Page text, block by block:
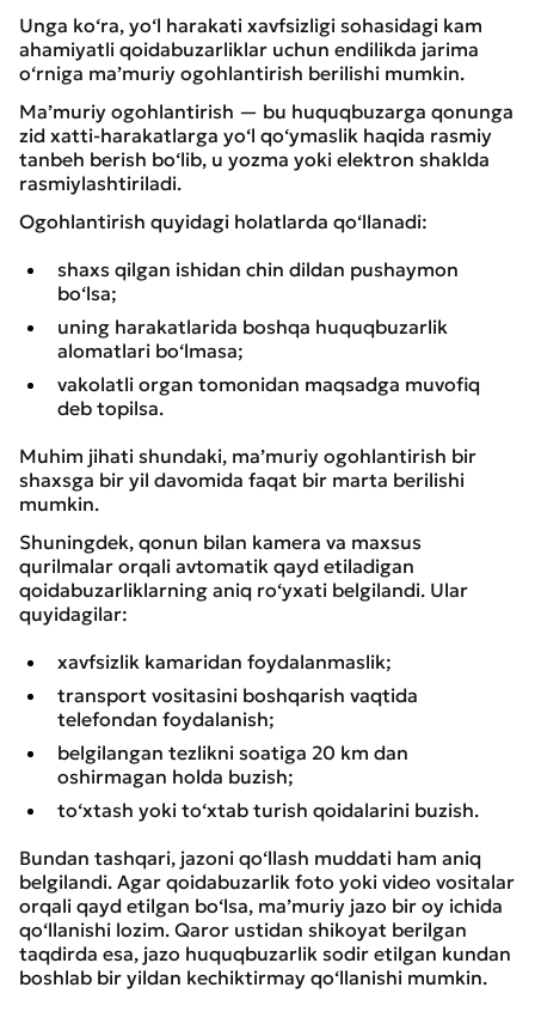
Unga ko‘ra, yo‘l harakati xavfsizligi sohasidagi kam
ahamiyatli qoidabuzarliklar uchun endilikda jarima
o‘rniga ma’muriy ogohlantirish berilishi mumkin.
Ma’muriy ogohlantirish — bu huquqbuzarga qonunga
zid xatti-harakatlarga yo‘l qo‘ymaslik haqida rasmiy
tanbeh berish bo‘lib, u yozma yoki elektron shaklda
rasmiylashtiriladi.
Ogohlantirish quyidagi holatlarda qo‘llanadi:
shaxs qilgan ishidan chin dildan pushaymon
bo‘lsa;
uning harakatlarida boshqa huquqbuzarlik
alomatlari bo‘lmasa;
vakolatli organ tomonidan maqsadga muvofiq
deb topilsa.
Muhim jihati shundaki, ma’muriy ogohlantirish bir
shaxsga bir yil davomida faqat bir marta berilishi
mumkin.
Shuningdek, qonun bilan kamera va maxsus
qurilmalar orqali avtomatik qayd etiladigan
qoidabuzarliklarning aniq ro‘yxati belgilandi. Ular
quyidagilar:
xavfsizlik kamaridan foydalanmaslik;
transport vositasini boshqarish vaqtida
telefondan foydalanish;
belgilangan tezlikni soatiga 20 km dan
oshirmagan holda buzish;
to‘xtash yoki to‘xtab turish qoidalarini buzish.
Bundan tashqari, jazoni qo‘llash muddati ham aniq
belgilandi. Agar qoidabuzarlik foto yoki video vositalar
orqali qayd etilgan bo‘lsa, ma’muriy jazo bir oy ichida
qo‘llanishi lozim. Qaror ustidan shikoyat berilgan
taqdirda esa, jazo huquqbuzarlik sodir etilgan kundan
boshlab bir yildan kechiktirmay qo‘llanishi mumkin.